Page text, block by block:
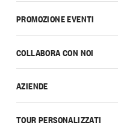
PROMOZIONE EVENTI
COLLABORA CON NOI
AZIENDE
TOUR PERSONALIZZATI